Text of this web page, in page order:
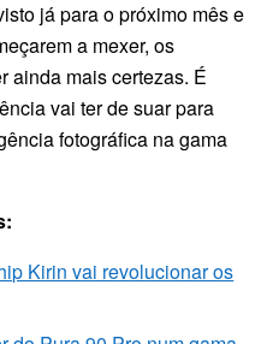
já para o próximo mês e
a mexer, os
ainda mais certezas. É
vai ter de suar para
fotográfica na gama
Kirin vai revolucionar os